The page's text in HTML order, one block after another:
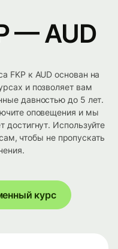
— AUD
FKP к AUD основан на
и позволяет вам
давностью до 5 лет.
оповещения и мы
достигнут. Используйте
чтобы не пропускать
курс